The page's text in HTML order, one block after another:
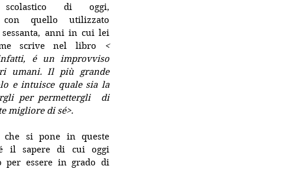
di oggi,
con quello utilizzato
anni in cui lei
scrive nel libro
<
é un improvviso
umani. Il più grande
e intuisce quale sia la
per permettergli  di
migliore di sé>.
che si pone in queste
il sapere di cui oggi
per essere in grado di